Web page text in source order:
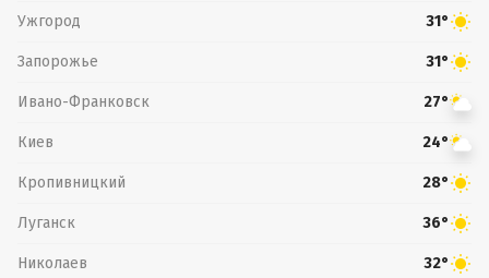
Ужгород 31°
Запорожье 31°
Ивано-Франковск 27°
Киев 24°
Кропивницкий 28°
Луганск 36°
Николаев 32°